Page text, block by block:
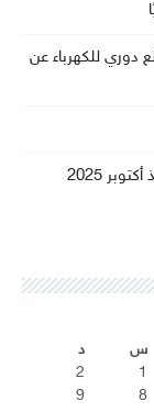
دوري للكهرباء عن
مسؤولة بالستاغ: التحضيرات للصيف انطلقت منذ أكتوبر 2025
س
د
1
2
8
9